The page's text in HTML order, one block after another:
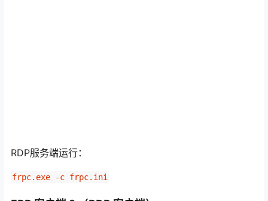
RDP服务端运行：
frpc.exe -c frpc.ini